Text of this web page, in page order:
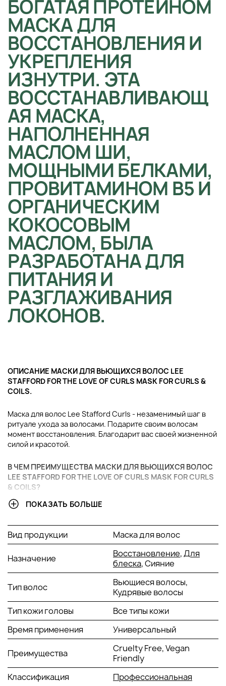
БОГАТАЯ ПРОТЕИНОМ
МАСКА ДЛЯ
ВОССТАНОВЛЕНИЯ И
УКРЕПЛЕНИЯ
ИЗНУТРИ. ЭТА
ВОССТАНАВЛИВАЮЩ
АЯ МАСКА,
НАПОЛНЕННАЯ
МАСЛОМ ШИ,
МОЩНЫМИ БЕЛКАМИ,
ПРОВИТАМИНОМ B5 И
ОРГАНИЧЕСКИМ
КОКОСОВЫМ
МАСЛОМ, БЫЛА
РАЗРАБОТАНА ДЛЯ
ПИТАНИЯ И
РАЗГЛАЖИВАНИЯ
ЛОКОНОВ.
ОПИСАНИЕ МАСКИ ДЛЯ ВЬЮЩИХСЯ ВОЛОС LEE
STAFFORD FOR THE LOVE OF CURLS MASK FOR CURLS &
COILS.
Маска для волос Lee Stafford Curls - незаменимый шаг в
ритуале ухода за волосами. Подарите своим волосам
момент восстановления. Благодарит вас своей жизненной
силой и красотой.
В ЧЕМ ПРЕИМУЩЕСТВА МАСКИ ДЛЯ ВЬЮЩИХСЯ ВОЛОС
LEE STAFFORD FOR THE LOVE OF CURLS MASK FOR CURLS
& COILS?
Обеспечивает интенсивное увлажнение.
Обновляет структуру волос.
Масло зародышей пшеницы - укрепление корней и
решение проблемы выпадения волос, снятие
воспаления кожи головы, профилактика ломкости
волос, особенно после проведения обесцвечивания
или завивки, защита от ультрафиолета.
Пшеничные отруби - содержит огромное количество
питательных микроэлементов.
Масло камелии - помогает избавиться от зуда и
сухости кожи головы, предотвращает появление
перхоти, делает волосы более послушными.
Масло ши - состав масла ши входят следующие
ПОКАЗАТЬ БОЛЬШЕ
Вид продукции Маска для волос
Назначение Восстановление,Для
блеска, Сияние
Тип волос
Вьющиеся волосы,
Кудрявые волосы
Тип кожи головы
Все типы кожи
Время применения
Универсальный
Преимущества
Cruelty Free, Vegan
Friendly
Классификация
Профессиональная